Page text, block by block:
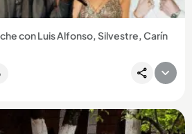
con Luis Alfonso, Silvestre, Carín
gustan los parches donde le suenan
puede ser el evento que más